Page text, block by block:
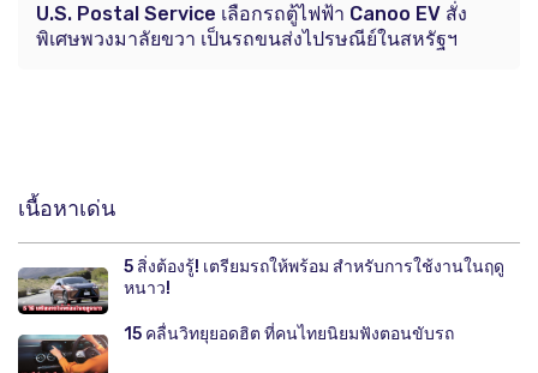
U.S. Postal Service เลือกรถตู้ไฟฟ้า Canoo EV สั่ง
พิเศษพวงมาลัยขวา เป็นรถขนส่งไปรษณีย์ในสหรัฐฯ
เนื้อหาเด่น
5 สิ่งต้องรู้! เตรียมรถให้พร้อม สำหรับการใช้งานในฤดู
หนาว!
15 คลื่นวิทยุยอดฮิต ที่คนไทยนิยมฟังตอนขับรถ